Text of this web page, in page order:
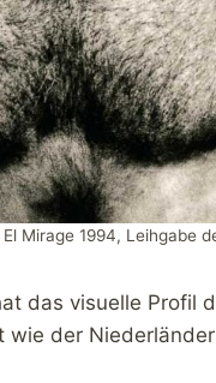
Mirage 1994, Leihgabe
das visuelle Profil
der